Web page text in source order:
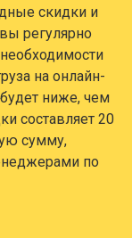
скидки и
регулярно
на онлайн-
ниже, чем
составляет 20
сумму,
по